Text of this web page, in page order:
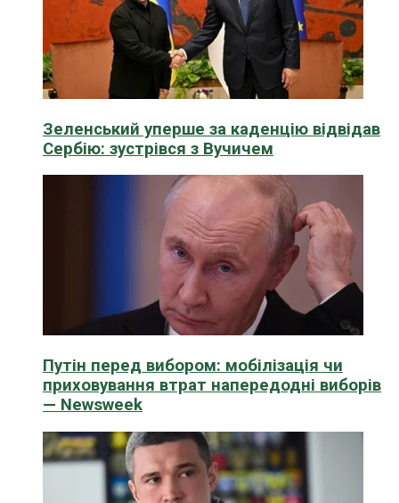
Зеленський уперше за каденцію відвідав
Сербію: зустрівся з Вучичем
Путін перед вибором: мобілізація чи
приховування втрат напередодні виборів
— Newsweek